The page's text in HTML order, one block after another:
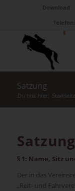
Satzung
Du bist hier: Startseite
Satzung
§ 1: Name, Sitz
Der in das
„Reit- und